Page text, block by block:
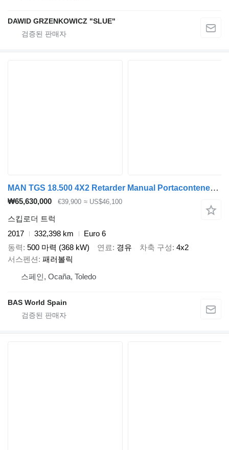
DAWID GRZENKOWICZ "SLUE"
MAN TGS 18.500 4X2 Retarder Manual Portacontenedores Euro 6
₩65,630,000 €39,900 ≈ US$46,100
스킵로더 트럭
2017
332,398 km
Euro 6
동력 500 마력 (368 kW) 연료 경유 차축 구성 4x2
서스펜션 패러볼릭
스페인, Ocaña, Toledo
BAS World Spain